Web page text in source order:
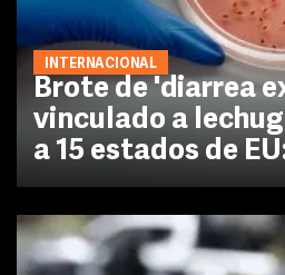
INTERNACIONAL
Brote de 'diarrea
vinculado a
a 15 estados de